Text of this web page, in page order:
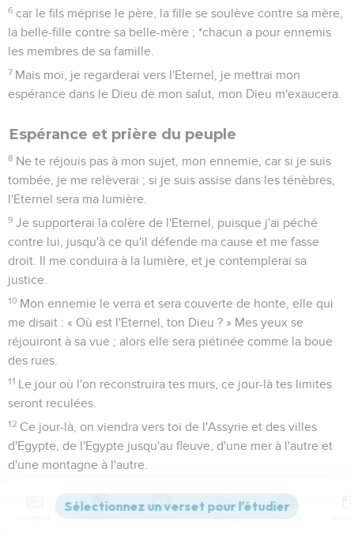
6 car le fils méprise le père, la fille se soulève contre sa mère,
la belle-fille contre sa belle-mère ; *chacun a pour ennemis
les membres de sa famille.
7 Mais moi, je regarderai vers l'Eternel, je mettrai mon
espérance dans le Dieu de mon salut, mon Dieu m'exaucera.
Espérance et prière du peuple
8 Ne te réjouis pas à mon sujet, mon ennemie, car si je suis
tombée, je me relèverai ; si je suis assise dans les ténèbres,
l'Eternel sera ma lumière.
9 Je supporterai la colère de l'Eternel, puisque j'ai péché
contre lui, jusqu'à ce qu'il défende ma cause et me fasse
droit. Il me conduira à la lumière, et je contemplerai sa
justice.
10 Mon ennemie le verra et sera couverte de honte, elle qui
me disait : « Où est l'Eternel, ton Dieu ? » Mes yeux se
réjouiront à sa vue ; alors elle sera piétinée comme la boue
des rues.
11 Le jour où l'on reconstruira tes murs, ce jour-là tes limites
seront reculées.
12 Ce jour-là, on viendra vers toi de l'Assyrie et des villes
d'Egypte, de l'Egypte jusqu'au fleuve, d'une mer à l'autre et
d'une montagne à l'autre.
fruit de leurs agissements.
Versions Commentaires Strong